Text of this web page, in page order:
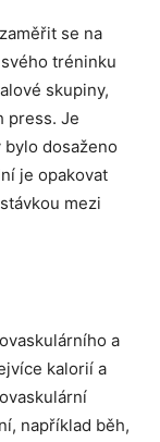
se na
tréninku
skupiny,
press. Je
dosaženo
je opakovat
mezi
a
kalorií a
například běh,